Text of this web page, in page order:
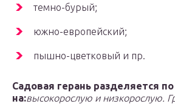
темно-бурый;
южно-европейский;
пышно-цветковый и пр.
Садовая герань разделяется
на:высокорослую и низкорослую.